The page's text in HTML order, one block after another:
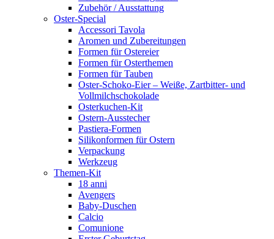
Zubehör / Ausstattung
Oster-Special
Accessori Tavola
Aromen und Zubereitungen
Formen für Ostereier
Formen für Osterthemen
Formen für Tauben
Oster-Schoko-Eier – Weiße, Zartbitter- und
Vollmilchschokolade
Osterkuchen-Kit
Ostern-Ausstecher
Pastiera-Formen
Silikonformen für Ostern
Verpackung
Werkzeug
Themen-Kit
18 anni
Avengers
Baby-Duschen
Calcio
Comunione